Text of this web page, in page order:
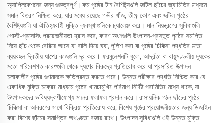
অ্যাপ্লিকেশনের জন্য গুরুত্বপূর্ণ। কম পৃষ্ঠের টান বৈশিষ্ট্যগুলি জটিল ছাঁচের জ্যামিতির মাধ্যমে
সমান বিতরণ নিশ্চিত করে, যার মধ্যে রয়েছে গভীর খাঁজ, তীক্ষ্ণ কোণ এবং জটিল পৃষ্ঠের
বৈশিষ্ট্যগুলি যা ঐতিহ্যবাহী মুক্তি ব্যবস্থাগুলিকে চ্যালেঞ্জ করে। মান নিয়ন্ত্রণের সুবিধাগুলি
পোস্ট-প্রসেসিং প্রয়োজনীয়তা হ্রাস করে, কারণ অংশগুলি উৎপাদন-প্রস্তুত পৃষ্ঠের সমাপ্তি
নিয়ে ছাঁচ থেকে বেরিয়ে আসে যা বালি দিয়ে ঘষা, পুলিশ করা বা পৃষ্ঠের চিকিত্সা পদ্ধতির মতো
ব্যয়বহুল দ্বিতীয় ধাপের কাজগুলি দূর করে। ফরমুলেশনটি ধুলো, আর্দ্রতা বা বায়ুমণ্ডলীয় দূষকের
মতো পরিবেশগত কারণগুলি থেকে দূষণের বিরুদ্ধে প্রতিরোধ করে যা প্রসারিত উত্পাদন
চলাকালীন পৃষ্ঠের গুণমানকে ক্ষতিগ্রস্ত করতে পারে। উন্নত পরীক্ষার পদ্ধতি নিশ্চিত করে যে
একাধিক মুক্তি চক্রের মাধ্যমে পৃষ্ঠের খামচামুখির পরিমাপ নির্দিষ্ট পরামিতির মধ্যে থাকে, যা
উৎপাদকদের ভবিষ্যদ্বাণীযোগ্য মানের ফলাফল প্রদান করে। রাসায়নিক গঠন ছাঁচের পৃষ্ঠের
চিকিত্সা বা আবরণের সাথে বিক্রিয়া প্রতিরোধ করে, বিশেষ পৃষ্ঠের প্রয়োজনীয়তার জন্য ডিজাইন
করা বিশেষ ছাঁচের সমাপ্তির অখণ্ডতা বজায় রাখে। উৎপাদন সুবিধাগুলি এই উন্নত মুক্তি